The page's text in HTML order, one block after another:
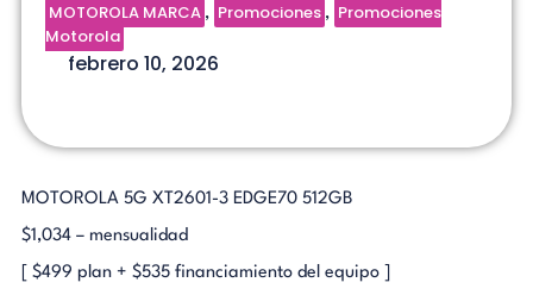
MOTOROLA MARCA , Promociones , Promociones
Motorola
febrero 10, 2026
MOTOROLA 5G XT2601-3 EDGE70 512GB
$1,034 – mensualidad
[ $499 plan + $535 financiamiento del equipo ]